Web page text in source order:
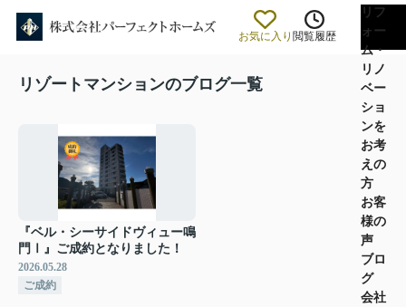
お気に入り 閲覧履歴
リフ
ォー
ム・
リノ
ベー
ショ
ンを
お考
えの
方
お客
様の
声
ブロ
グ
会社
リゾートマンションのブログ一覧
『ベル・シーサイドヴィュー鳴
門Ⅰ』ご成約となりました！
2026.05.28
ご成約